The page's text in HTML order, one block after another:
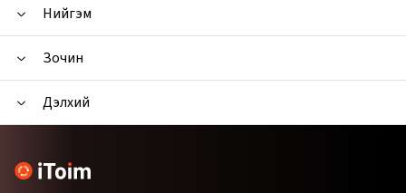
Нийгэм
Зочин
Дэлхий